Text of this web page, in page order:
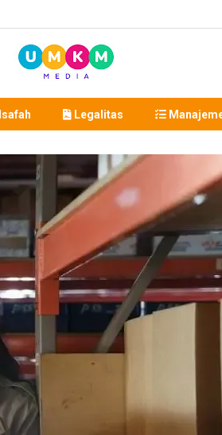
Legalitas